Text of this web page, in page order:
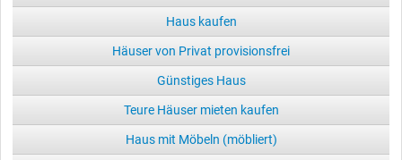
Haus kaufen
Häuser von Privat provisionsfrei
Günstiges Haus
Teure Häuser mieten kaufen
Haus mit Möbeln (möbliert)